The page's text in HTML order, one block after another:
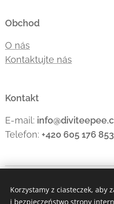
Obchod
O nás
Kontaktujte nás
Kontakt
E-mail:
Telefon: +420 605 176 853
Korzystamy z ciasteczek, aby
i bezpieczeństwo strony